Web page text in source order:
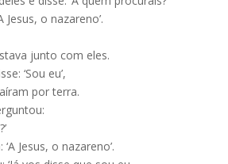
Jesus, o nazareno’.
junto com eles.
‘Sou eu’,
por terra.
Jesus, o nazareno’.